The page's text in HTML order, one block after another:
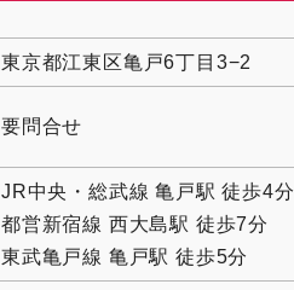
東京都江東区亀戸6丁目3−2
要問合せ
JR中央・総武線 亀戸駅 徒歩4分
都営新宿線 西大島駅 徒歩7分
東武亀戸線 亀戸駅 徒歩5分